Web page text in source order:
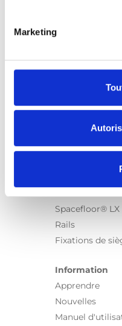
Marketing
Carony
Carospeed
Plateformes
Spacefloor® LX
Rails
Fixations de
Information
Apprendre
Nouvelles
Manuel